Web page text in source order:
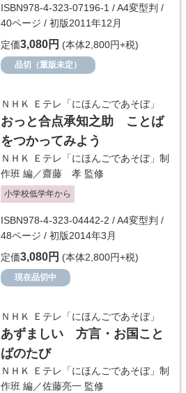
ISBN978-4-323-07196-1 / A4変型判 /
40ページ / 初版2011年12月
定価3,080円 (本体2,800円+税)
品切（重版未定）
ＮＨＫ Ｅテレ「にほんごであそぼ」
おっと合点承知之助 ことば
をつかってみよう
ＮＨＫ Ｅテレ「にほんごであそぼ」制
作班 編／齋藤 孝 監修
小学校低学年から
ISBN978-4-323-04442-2 / A4変型判 /
48ページ / 初版2014年3月
定価3,080円 (本体2,800円+税)
現在品切中
ＮＨＫ Ｅテレ「にほんごであそぼ」
あずましい 方言・お国こと
ばのたび
ＮＨＫ Ｅテレ「にほんごであそぼ」制
作班 編／佐藤亮一 監修